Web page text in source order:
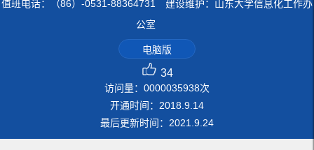
值班电话：（86）-0531-88364731 建设维护：山东大学信息化工作办
公室
电脑版
34
访问量： 0000035938次
开通时间： 2018 9 14
最后更新时间： 2021 9 24